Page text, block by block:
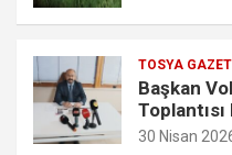
TOSYA
Başkan
30 Nisan